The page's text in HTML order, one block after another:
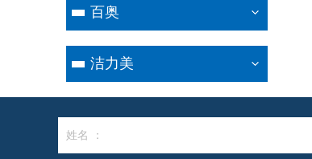
百奥
洁力美
姓名 ：